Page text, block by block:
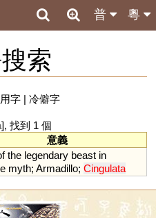
粵
普
索
字| 冷僻字
], 找到 1 個
意義
the legendary beast in
myth; Armadillo; Cingulata